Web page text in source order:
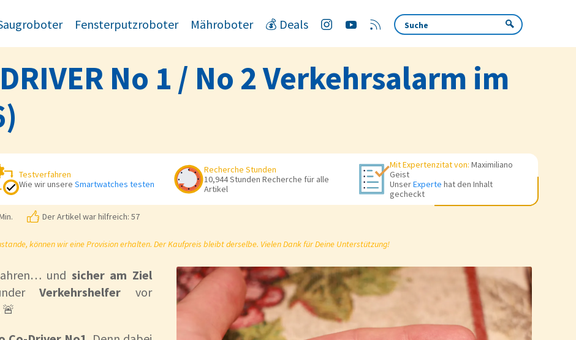
Fensterputzroboter Mähroboter 💰 Deals
No 1 / No 2 Verkehrsalarm im
Testverfahren
Wie wir unsere Smartwatches testen
Recherche Stunden
10,944 Stunden Recherche für alle
Artikel
Mit Expertenzitat von: Maximiliano
Geist
UnserExperte hat den Inhalt
gecheckt
Der Artikel war hilfreich: 57
können wir eine Provision erhalten. Der Kaufpreis bleibt derselbe. Vielen Dank für Deine Unterstützung!
und sicher am Ziel
Verkehrshelfervor